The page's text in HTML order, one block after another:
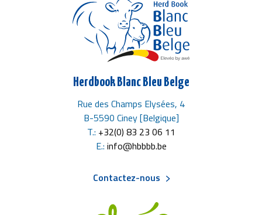
Herdbook Blanc Bleu Belge
Rue des Champs Elysées, 4
B-5590 Ciney [Belgique]
T.: +32(0) 83 23 06 11
E.: info@hbbbb.be
Contactez-nous